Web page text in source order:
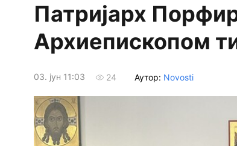
Патријарх
Архиепископом
03. јун 11:03 24 Аутор: Novosti